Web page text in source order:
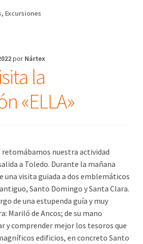
, Excursiones
por Nártex
la
«ELLA»
retomábamos nuestra actividad
a Toledo. Durante la mañana
una visita guiada a dos emblemáticos
Santo Domingo y Santa Clara.
de una estupenda guía y muy
Mariló de Ancos; de su mano
y comprender mejor los tesoros que
edificios, en concreto Santo